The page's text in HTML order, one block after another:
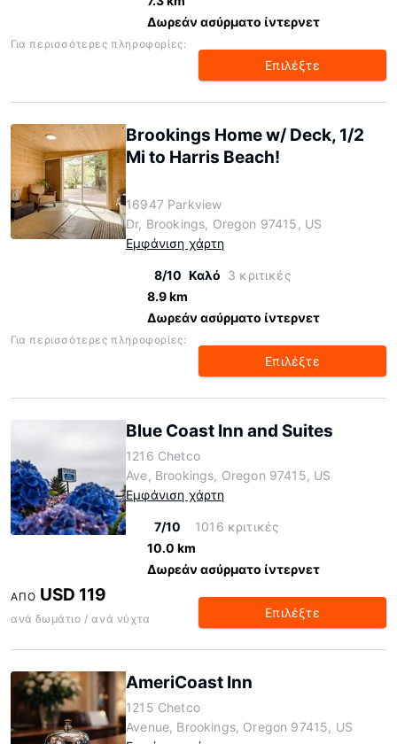
Δωρεάν ασύρματο ίντερνετ
Για περισσότερες πληροφορίες:
Επιλέξτε
Brookings Home w/ Deck, 1/2
Mi to Harris Beach!
16947 Parkview
Dr, Brookings, Oregon 97415, US
Εμφάνιση χάρτη
8/10 Καλό 3 κριτικές
8.9 km
Δωρεάν ασύρματο ίντερνετ
Για περισσότερες πληροφορίες:
Επιλέξτε
Blue Coast Inn and Suites
1216 Chetco
Ave, Brookings, Oregon 97415, US
Εμφάνιση χάρτη
7/10
1016 κριτικές
10.0 km
Δωρεάν ασύρματο ίντερνετ
ΑΠΌ USD 119
ανά δωμάτιο / ανά νύχτα Επιλέξτε
AmeriCoast Inn
1215 Chetco
Avenue, Brookings, Oregon 97415, US